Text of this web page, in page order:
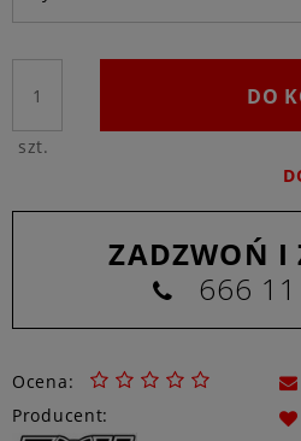
szt.
DO
ZADZWOŃ I
666
Ocena:
Producent: